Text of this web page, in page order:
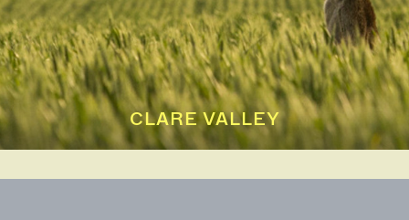
CLARE VALLEY